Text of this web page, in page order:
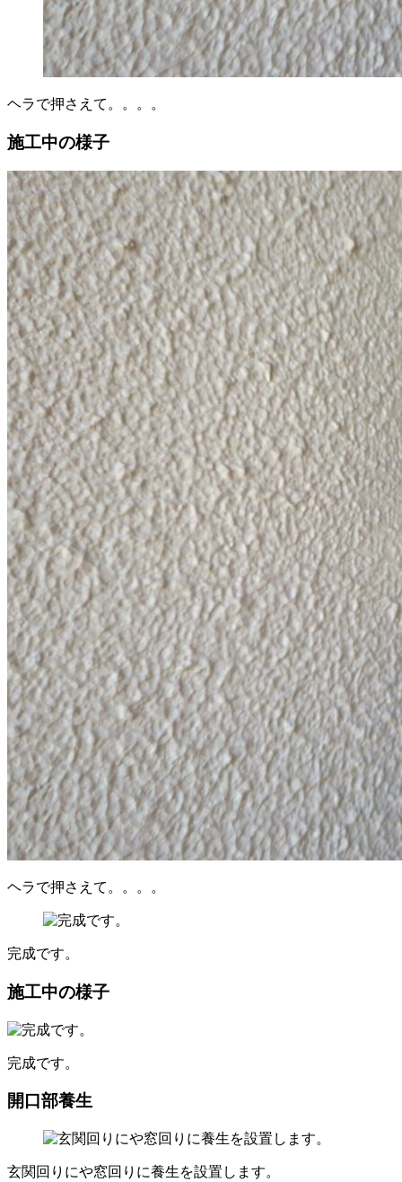
ヘラで押さえて。。。。
施工中の様子
ヘラで押さえて。。。。
完成です。
施工中の様子
完成です。
開口部養生
玄関回りにや窓回りに養生を設置します。